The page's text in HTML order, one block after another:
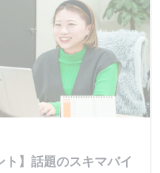
ト】話題のスキマバイ